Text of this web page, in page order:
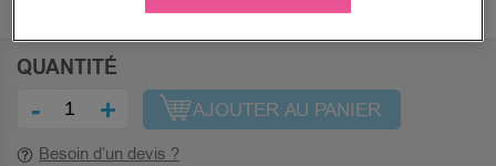
QUANTITÉ
- + AJOUTER AU PANIER
Besoin d’un devis ?